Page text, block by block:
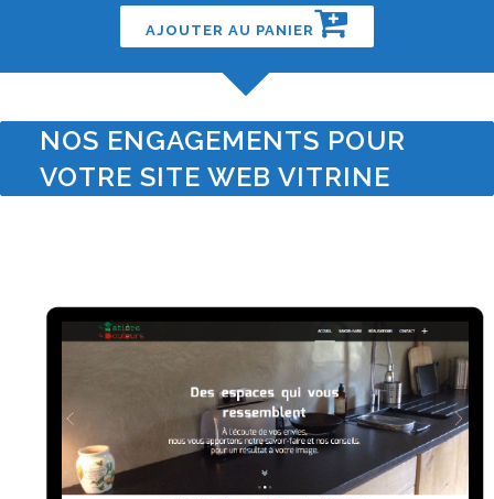
AJOUTER AU PANIER
NOS ENGAGEMENTS POUR
VOTRE SITE WEB VITRINE